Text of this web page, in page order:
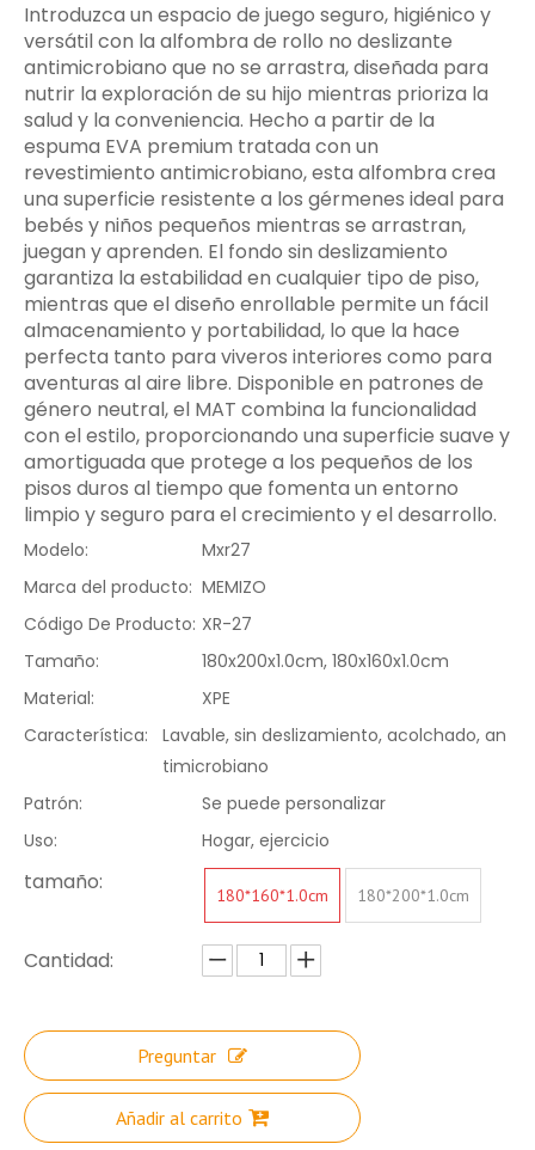
Introduzca un espacio de juego seguro, higiénico y
versátil con la alfombra de rollo no deslizante
antimicrobiano que no se arrastra, diseñada para
nutrir la exploración de su hijo mientras prioriza la
salud y la conveniencia. Hecho a partir de la
espuma EVA premium tratada con un
revestimiento antimicrobiano, esta alfombra crea
una superficie resistente a los gérmenes ideal para
bebés y niños pequeños mientras se arrastran,
juegan y aprenden. El fondo sin deslizamiento
garantiza la estabilidad en cualquier tipo de piso,
mientras que el diseño enrollable permite un fácil
almacenamiento y portabilidad, lo que la hace
perfecta tanto para viveros interiores como para
aventuras al aire libre. Disponible en patrones de
género neutral, el MAT combina la funcionalidad
con el estilo, proporcionando una superficie suave y
amortiguada que protege a los pequeños de los
pisos duros al tiempo que fomenta un entorno
limpio y seguro para el crecimiento y el desarrollo.
Modelo:
Mxr27
Marca del producto: MEMIZO
Código De Producto: XR-27
Tamaño:
180x200x1.0cm, 180x160x1.0cm
Material:
XPE
Característica:
Lavable, sin deslizamiento, acolchado, an
timicrobiano
Patrón:
Se puede personalizar
Uso:
Hogar, ejercicio
tamaño: 180*160*1.0cm 180*200*1.0cm
Cantidad:
Preguntar
Añadir al carrito